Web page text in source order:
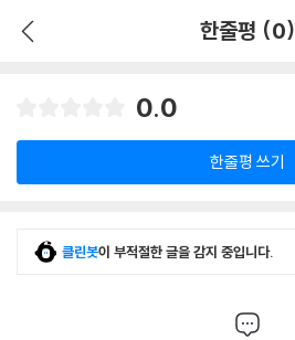
한줄평 (0)
0.0
한줄평 쓰기
클린봇이 부적절한 글을 감지 중입니다.